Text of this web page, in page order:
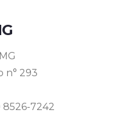
n° 293
8526-7242